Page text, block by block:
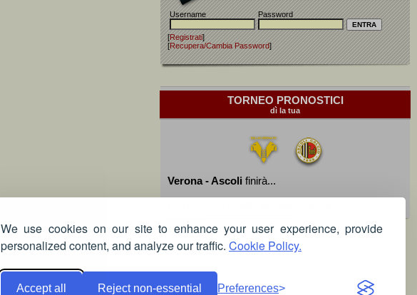
We use cookies on our site to enhance your user experience, provide
personalized content, and analyze our traffic. Cookie Policy.
Accept all Reject non-essential Preferences
Username Password
[Registrati]
[Recupera/Cambia Password]
TORNEO PRONOSTICI
dì la tua
Verona - Ascoli finirà...